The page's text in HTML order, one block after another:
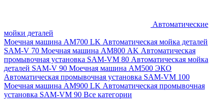
Автоматические
мойки деталей
Моечная машина AM700 LK Автоматическая мойка деталей
SAM-V 70 Моечная машина АМ800 AK Автоматическая
промывочная установка SAM-VM 80 Автоматическая мойка
деталей SAM-V 90 Моечная машина АМ500 ЭКО
Автоматическая промывочная установка SAM-VM 100
Моечная машина AM900 LK Автоматическая промывочная
установка SAM-VM 90 Все категории